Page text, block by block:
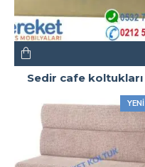
Sedir cafe koltukları
YENI